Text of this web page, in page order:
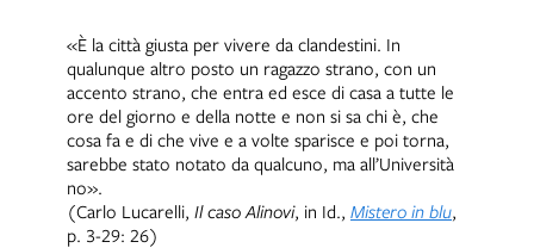
«È la città giusta per vivere da clandestini. In
qualunque altro posto un ragazzo strano, con un
accento strano, che entra ed esce di casa a tutte le
ore del giorno e della notte e non si sa chi è, che
cosa fa e di che vive e a volte sparisce e poi torna,
sarebbe stato notato da qualcuno, ma all’Università
no».
(Carlo Lucarelli, Il caso Alinovi, in Id., Mistero in blu,
p. 3-29: 26)